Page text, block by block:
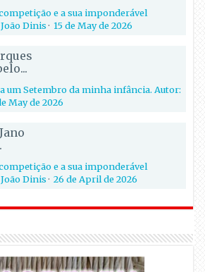
e a sua imponderável
Dinis·15 de May de 2026
um Setembro da minha infância. Autor:
May de 2026
e a sua imponderável
Dinis·26 de April de 2026